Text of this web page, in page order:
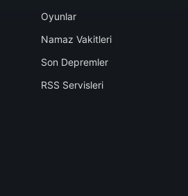
Oyunlar
Namaz Vakitleri
Son Depremler
RSS Servisleri